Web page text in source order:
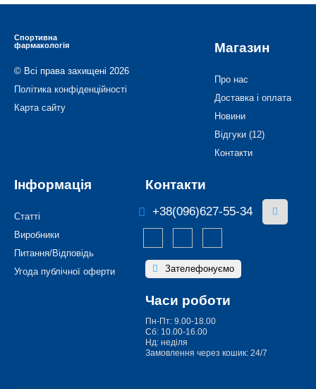
Спортивна
фармакологія
© Всі права захищені 2026
Політика конфіденційності
Карта сайту
Магазин
Про нас
Доставка і оплата
Новини
Відгуки (12)
Контакти
Інформація
Статті
Виробники
Питання/Відповідь
Угода публічної оферти
Контакти
+38(096)627-55-34
Зателефонуємо
Часи роботи
Пн-Пт: 9.00-18.00
Сб: 10.00-16.00
Нд: неділя
Замовлення через кошик: 24/7